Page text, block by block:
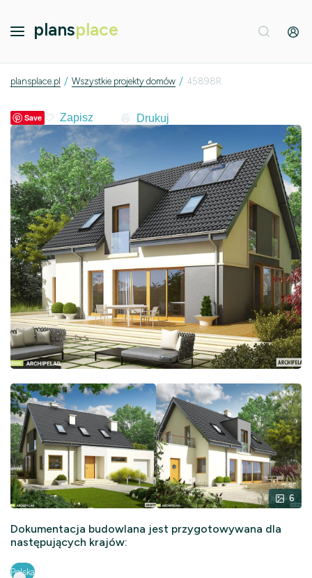
plansplace
plansplace.pl / Wszystkie projekty domów / 45898R
Save Drukuj
6
Dokumentacja budowlana jest przygotowywana dla
następujących krajów:
Polska